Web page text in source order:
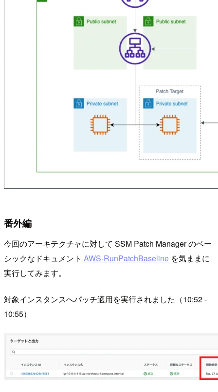
番外編
今回のアーキテクチャに対して SSM Patch Manager のベー
シックなドキュメント AWS-RunPatchBaseline を気ままに
実行してみます。
対象インスタンスへパッチ適用を実行されました（10:52 -
10:55）